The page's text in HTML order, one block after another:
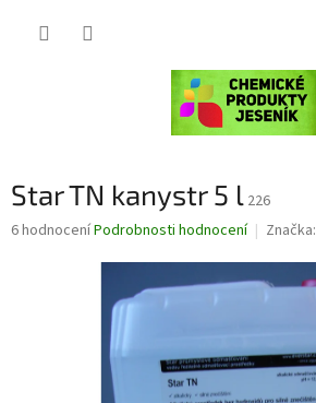
Star TN kanystr 5 l 226
Průměrné
6 hodnoceníPodrobnosti hodnocení Značka: